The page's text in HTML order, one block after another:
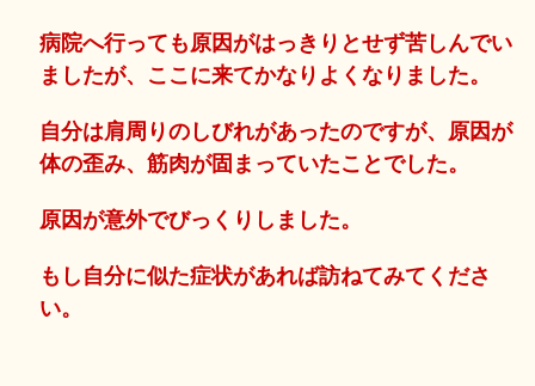
病院へ行っても原因がはっきりとせず苦しんでい
ましたが、ここに来てかなりよくなりました。
自分は肩周りのしびれがあったのですが、原因が
体の歪み、筋肉が固まっていたことでした。
原因が意外でびっくりしました。
もし自分に似た症状があれば訪ねてみてくださ
い。